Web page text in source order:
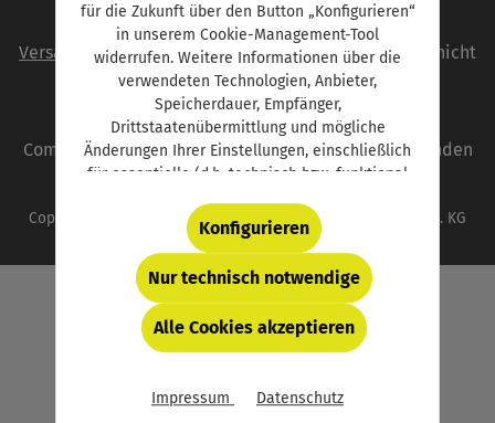
Alle Preise inkl. gesetzl. Mehrwertsteuer zzgl.
Versandkostenund ggf. Nachnahmegebühren, wenn nicht
anders angegeben.
autoFACHMANN ist eine Marke der Vogel
Communications Group. Unser gesamtes Angebot finden
Sie unterwww.vogel.de.
Copyright © 2026 Vogel Communications Group GmbH & Co. KG
für die Zukunft über den Button „Konfigurieren“
in unserem Cookie-Management-Tool
widerrufen. Weitere Informationen über die
verwendeten Technologien, Anbieter,
Speicherdauer, Empfänger,
Drittstaatenübermittlung und mögliche
Änderungen Ihrer Einstellungen, einschließlich
für essentielle (d.h. technisch bzw. funktional
verlinkten Datenschutzerklärung und hinter
dem Button „Konfigurieren“.
Nur technisch notwendige
Konfigurieren
Alle Cookies akzeptieren
Impressum Datenschutz